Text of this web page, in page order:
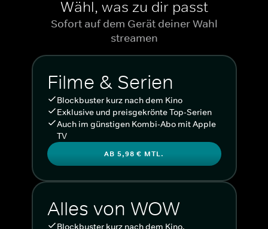
Wähl, was zu dir passt
Sofort auf dem Gerät deiner Wahl
streamen
Filme & Serien
Blockbuster kurz nach dem Kino
Exklusive und preisgekrönte Top-Serien
Auch im günstigen Kombi-Abo mit Apple
TV
AB 5,98 € MTL.
Alles von WOW
Blockbuster kurz nach dem Kino.